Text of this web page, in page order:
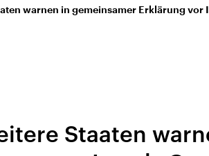
Iran
warnen in gemeinsamer Erklärung vor
Staaten